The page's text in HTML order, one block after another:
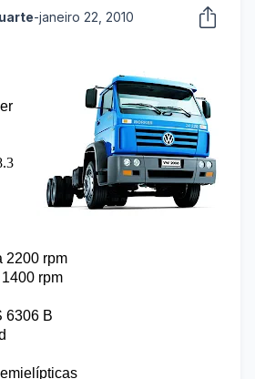
-janeiro 22, 2010
2200 rpm
rpm
6306 B